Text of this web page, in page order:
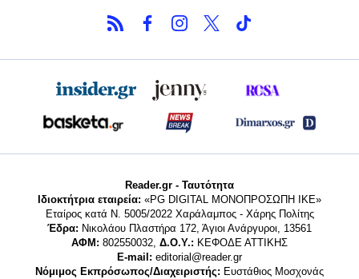
Reader.gr - Ταυτότητα
Ιδιοκτήτρια εταιρεία: «PG DIGITAL MONΟΠΡΟΣΩΠΗ ΙΚΕ»
Εταίρος κατά Ν. 5005/2022 Χαράλαμπος - Χάρης Πολίτης
Έδρα: Νικολάου Πλαστήρα 172, Άγιοι Ανάργυροι, 13561
ΑΦΜ: 802550032, Δ.Ο.Υ.: ΚΕΦΟΔΕ ΑΤΤΙΚΗΣ
E-mail: editorial@reader.gr
Νόμιμος Εκπρόσωπος/Διαχειριστής: Ευστάθιος Μοσχονάς